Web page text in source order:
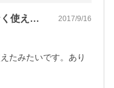
主人の代理です。とくに問題なく使えたみ… 2017/9/16
たみたいです。あり